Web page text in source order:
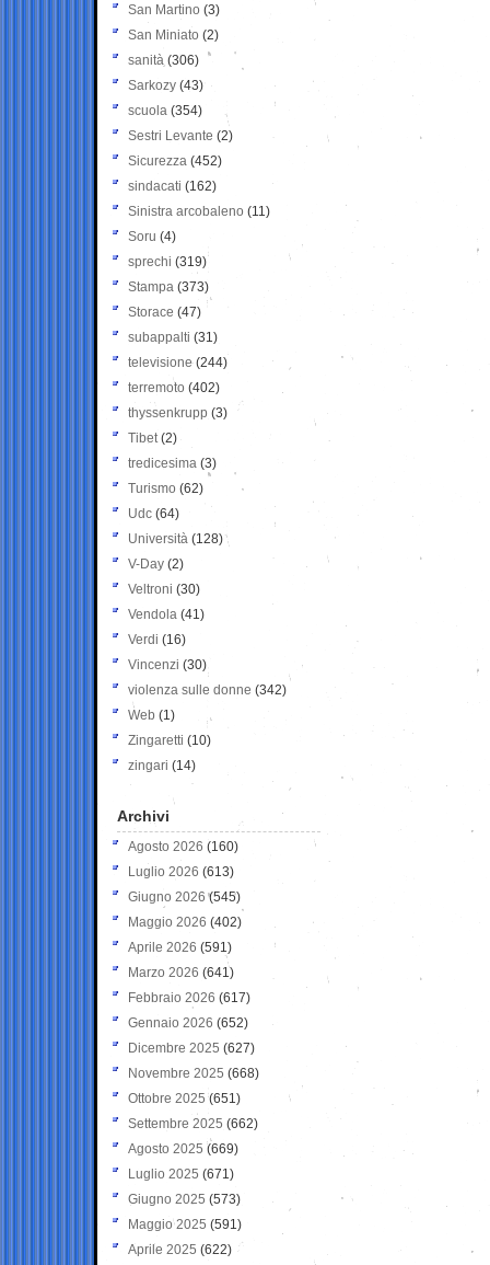
San Martino (3)
San Miniato (2)
sanità (306)
Sarkozy (43)
scuola (354)
Sestri Levante (2)
Sicurezza (452)
sindacati (162)
Sinistra arcobaleno (11)
Soru (4)
sprechi (319)
Stampa (373)
Storace (47)
subappalti (31)
televisione(244)
terremoto (402)
thyssenkrupp (3)
Tibet(2)
tredicesima (3)
Turismo (62)
Udc (64)
Università (128)
V-Day (2)
Veltroni (30)
Vendola (41)
Verdi (16)
Vincenzi (30)
violenza sulle donne (342)
Web (1)
Zingaretti (10)
zingari (14)
Archivi
Agosto 2026 (160)
Luglio 2026 (613)
Giugno 2026 (545)
Maggio 2026 (402)
Aprile 2026 (591)
Marzo 2026 (641)
Febbraio 2026 (617)
Gennaio 2026 (652)
Dicembre 2025 (627)
Novembre 2025 (668)
Ottobre 2025 (651)
Settembre 2025 (662)
Agosto 2025 (669)
Luglio 2025 (671)
Giugno 2025 (573)
Maggio 2025 (591)
Aprile 2025 (622)